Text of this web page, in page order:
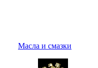
Масла и смазки